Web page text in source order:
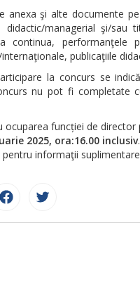
anexa şi alte documente
didactic/managerial şi/sau
continua, performanţele
publicaţiile
la concurs se
nu pot fi completate
ocuparea funcției de
2025, ora:16.00 inclusiv.
informaţii